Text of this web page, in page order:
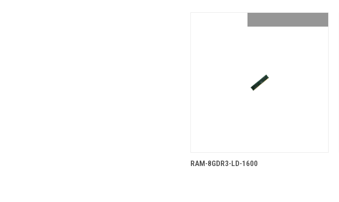
TOEVOEGEN AAN WINKELMANDJE
RAM-8GDR3-LD-1600